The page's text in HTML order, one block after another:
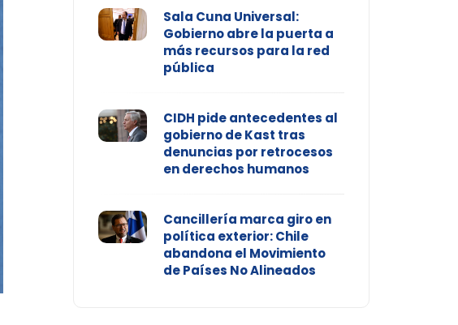
Sala Cuna Universal:
Gobierno abre la puerta a
más recursos para la red
pública
CIDH pide antecedentes al
gobierno de Kast tras
denuncias por retrocesos
en derechos humanos
Cancillería marca giro en
política exterior: Chile
abandona el Movimiento
de Países No Alineados